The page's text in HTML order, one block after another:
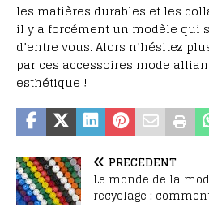
les matières durables et les
il y a forcément un modèle qui
d’entre vous. Alors n’hésitez
par ces accessoires mode
esthétique !
PRÉCÉDENT
Le monde de la
recyclage :